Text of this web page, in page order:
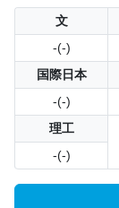
文
-(-)
国際日本
-(-)
理工
-(-)